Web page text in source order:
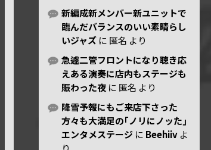
新編成新メンバー新ユニットで
臨んだバランスのいい素晴らし
いジャズ に 匿名 より
急遽二管フロントになり聴き応
えある演奏に店内もステージも
賑わった夜 に 匿名 より
降雪予報にもご来店下さった
方々も大満足の｢ノリにノッた｣
エンタメステージ に Beehiiv よ